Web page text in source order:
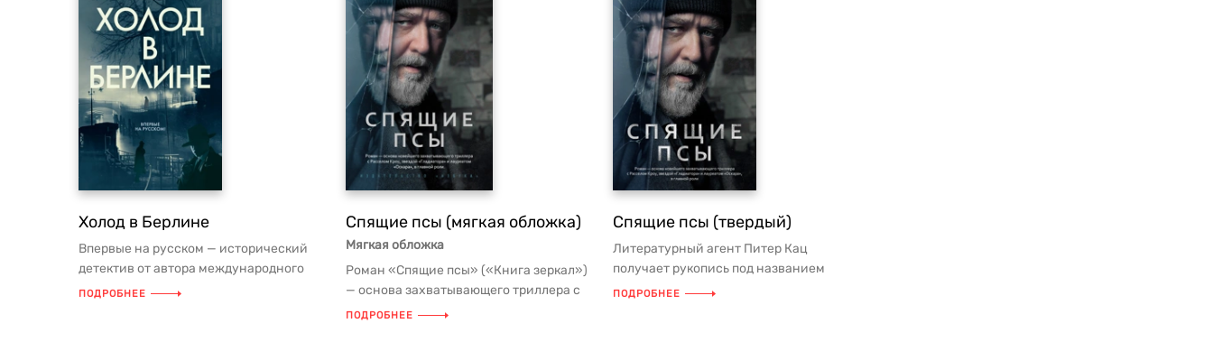
Холод в Берлине
Впервые на русском — исторический
детектив от автора международного
бестселлера «Спящие псы» («Книга...
ПОДРОБНЕЕ
Спящие псы (мягкая обложка)
Мягкая обложка
Роман «Спящие псы» («Книга зеркал»)
— основа захватывающего триллера с
Расселом Кроу, звездой «Глади...
ПОДРОБНЕЕ
Спящие псы (твердый)
Литературный агент Питер Кац
получает рукопись под названием
«Книга зеркал» — воспоминания
ПОДРОБНЕЕ